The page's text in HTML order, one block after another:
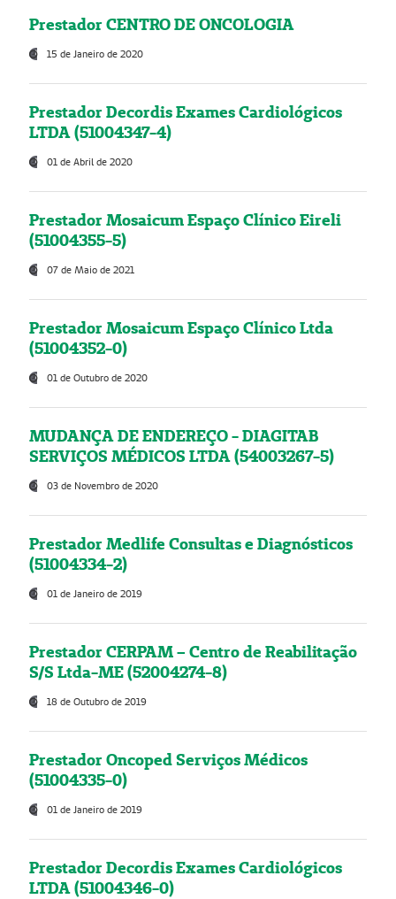
Prestador CENTRO DE ONCOLOGIA
15 de Janeiro de 2020
Prestador Decordis Exames Cardiológicos
LTDA (51004347-4)
01 de Abril de 2020
Prestador Mosaicum Espaço Clínico Eireli
(51004355-5)
07 de Maio de 2021
Prestador Mosaicum Espaço Clínico Ltda
(51004352-0)
01 de Outubro de 2020
MUDANÇA DE ENDEREÇO - DIAGITAB
SERVIÇOS MÉDICOS LTDA (54003267-5)
03 de Novembro de 2020
Prestador Medlife Consultas e Diagnósticos
(51004334-2)
01 de Janeiro de 2019
Prestador CERPAM – Centro de Reabilitação
S/S Ltda-ME (52004274-8)
18 de Outubro de 2019
Prestador Oncoped Serviços Médicos
(51004335-0)
01 de Janeiro de 2019
Prestador Decordis Exames Cardiológicos
LTDA (51004346-0)